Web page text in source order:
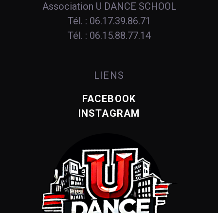
Association U DANCE SCHOOL
Tél. : 06.17.39.86.71
Tél. : 06.15.88.77.14
LIENS
FACEBOOK
INSTAGRAM